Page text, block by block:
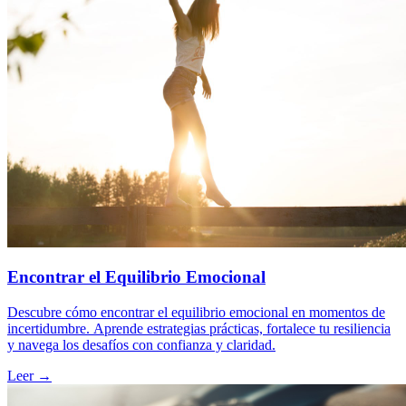
Encontrar el Equilibrio Emocional
Descubre cómo encontrar el equilibrio emocional en momentos de
incertidumbre. Aprende estrategias prácticas, fortalece tu resiliencia
y navega los desafíos con confianza y claridad.
Leer →